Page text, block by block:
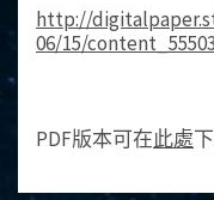
http://
06/15/
PDF版本可在此處